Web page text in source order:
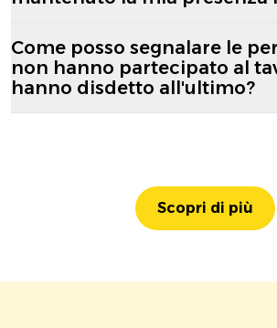
Come posso segnalare le
non hanno partecipato al
hanno disdetto all'ultimo?
Scopri di più